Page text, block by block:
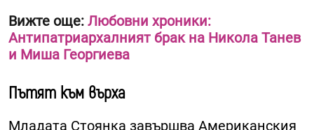
Вижте още: Любовни хроники:
Антипатриархалният брак на Никола Танев
и Миша Георгиева
Пътят към върха
Младата Стоянка завършва Американския